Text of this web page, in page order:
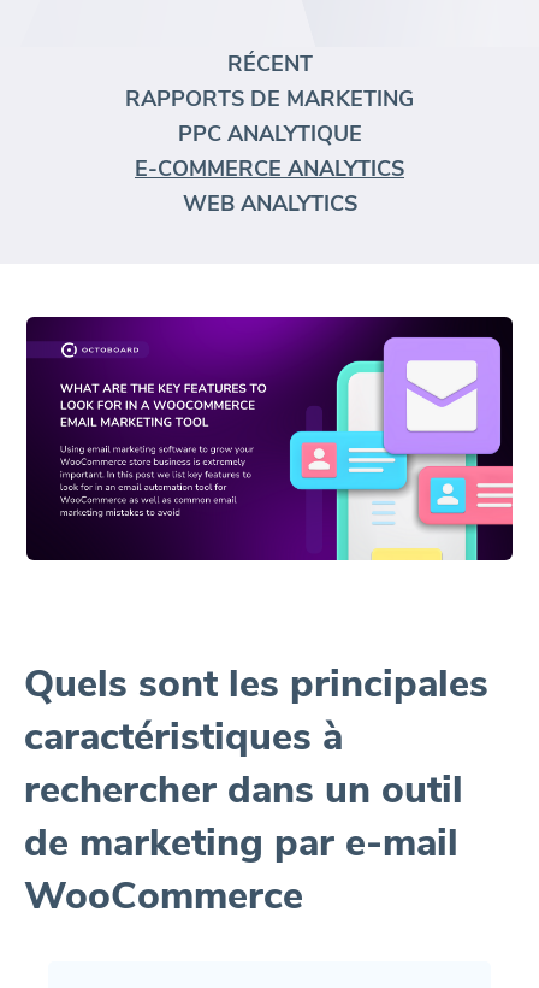
RÉCENT
RAPPORTS DE MARKETING
PPC ANALYTIQUE
E-COMMERCE ANALYTICS
WEB ANALYTICS
Quels sont les principales
caractéristiques à
rechercher dans un outil
de marketing par e-mail
WooCommerce